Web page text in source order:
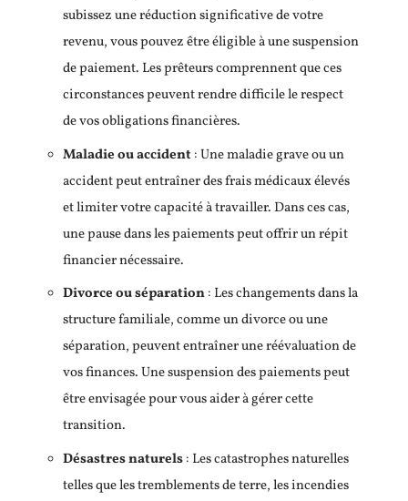
subissez une réduction significative de votre
revenu, vous pouvez être éligible à une suspension
de paiement. Les prêteurs comprennent que ces
circonstances peuvent rendre difficile le respect
de vos obligations financières.
Maladie ou accident: Une maladie grave ou un
accident peut entraîner des frais médicaux élevés
et limiter votre capacité à travailler. Dans ces cas,
une pause dans les paiements peut offrir un répit
financier nécessaire.
Divorce ou séparation: Les changements dans la
structure familiale, comme un divorce ou une
séparation, peuvent entraîner une réévaluation de
vos finances. Une suspension des paiements peut
être envisagée pour vous aider à gérer cette
transition.
Désastres naturels: Les catastrophes naturelles
telles que les tremblements de terre, les incendies